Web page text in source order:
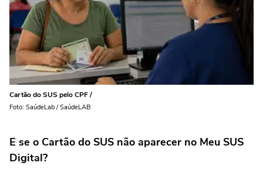
Cartão do SUS pelo CPF /
Foto: SaúdeLab / SaúdeLAB
E se o Cartão do SUS não aparecer no Meu SUS
Digital?